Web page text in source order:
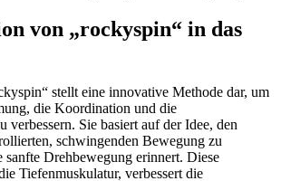
von „rockyspin“ in das
stellt eine innovative Methode dar, um
die Koordination und die
verbessern. Sie basiert auf der Idee, den
schwingenden Bewegung zu
sanfte Drehbewegung erinnert. Diese
Tiefenmuskulatur, verbessert die